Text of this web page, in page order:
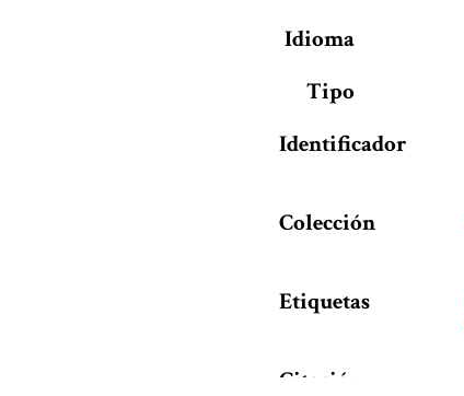
Idioma
Tipo
Identificador
Colección
Etiquetas
Citación